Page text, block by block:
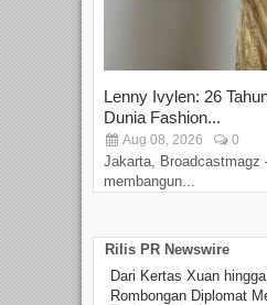
Lenny Ivylen: 26
Dunia Fashion...
Aug 08, 2026 0
Jakarta, Broadcastmagz
membangun...
Rilis PR Newswire
Dari Kertas Xuan
Rombongan Diplomat